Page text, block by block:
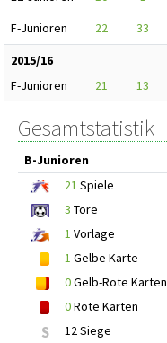
F-Junioren
22 33
2015/16
F-Junioren
21 13
Gesamtstatistik
B-Junioren
21 Spiele
3 Tore
1 Vorlage
1 Gelbe Karte
0Gelb-Rote Karten
0Rote Karten
S 12 Siege